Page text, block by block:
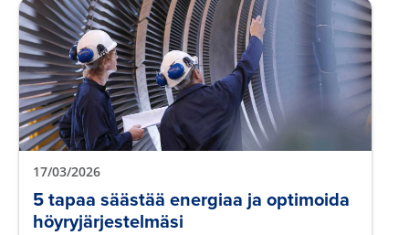
17/03/2026
5 tapaa säästää energiaa ja optimoida
höyryjärjestelmäsi